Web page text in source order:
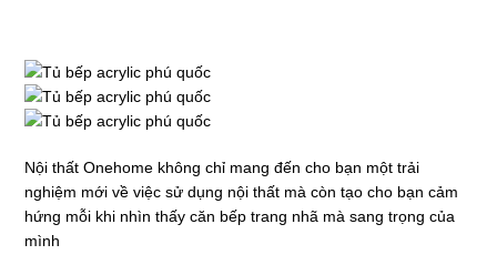
Nội thất Onehome không chỉ mang đến cho bạn một trải
nghiệm mới về việc sử dụng nội thất mà còn tạo cho bạn cảm
hứng mỗi khi nhìn thấy căn bếp trang nhã mà sang trọng của
mình